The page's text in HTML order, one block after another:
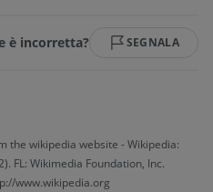
è incorretta? SEGNALA
the wikipedia website - Wikipedia:
FL: Wikimedia Foundation, Inc.
www.wikipedia.org